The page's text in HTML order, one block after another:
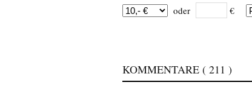
oder €
KOMMENTARE ( 211 )